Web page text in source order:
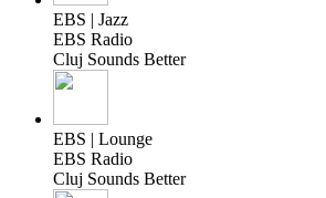
EBS | Jazz
EBS Radio
Cluj Sounds Better
EBS | Lounge
EBS Radio
Cluj Sounds Better